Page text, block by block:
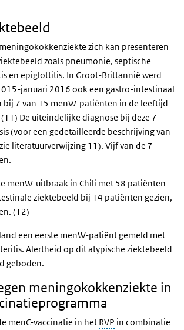
zich kan presenteren
zoals pneumonie, septische
en epiglottitis. In Groot-Brittannië werd
januari 2016 ook een gastro-intestinaal
bij 7 van 15 menW-patiënten in de leeftijd
De uiteindelijke diagnose bij deze 7
(voor een gedetailleerde beschrijving van
literatuurverwijzing 11). Vijf van de 7
menW-uitbraak in Chili met 58 patiënten
ziektebeeld bij 14 patiënten gezien,
(12)
een eerste menW-patiënt gemeld met
Alertheid op dit atypische ziektebeeld
geboden.
meningokokkenziekte in
menC-vaccinatie in het RVP in combinatie